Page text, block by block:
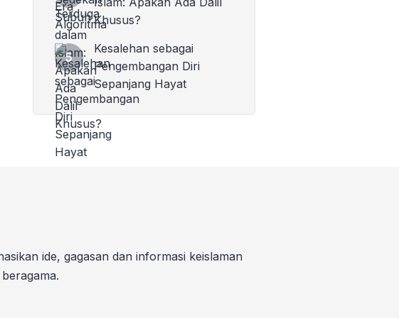
Khusus?
Kesalehan sebagai
Pengembangan Diri
Sepanjang Hayat
ide, gagasan dan informasi keislaman